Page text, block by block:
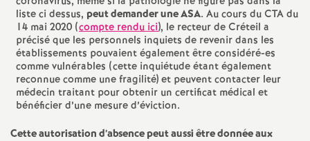
u
r
s
liste ci dessus, peut demander uneASA. Au cours duCTAdu
14 mai 2020 (compte rendu ici), le recteur de Créteil a
précisé que les personnels inquiets de revenir dans les
établissements pouvaient également être considéré-es
comme vulnérables (cette inquiétude étant également
reconnue comme une fragilité) et peuvent contacter leur
médecin traitant pour obtenir un certificat médical et
bénéficier d’une mesure d’éviction.
Cette autorisation d’absence peut aussi être donnée aux